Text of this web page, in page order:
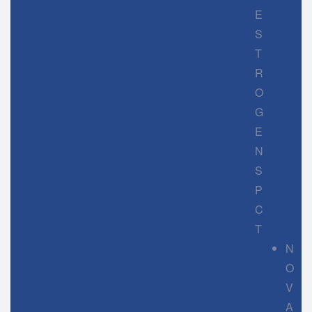
E
S
T
R
O
G
E
N
S
P
C
T
N
O
V
A